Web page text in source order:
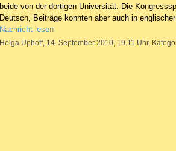
beide von der dortigen Universität. Die
Deutsch, Beiträge konnten aber auch in
Nachricht lesen
Helga Uphoff, 14. September 2010, 19.11 Uhr,